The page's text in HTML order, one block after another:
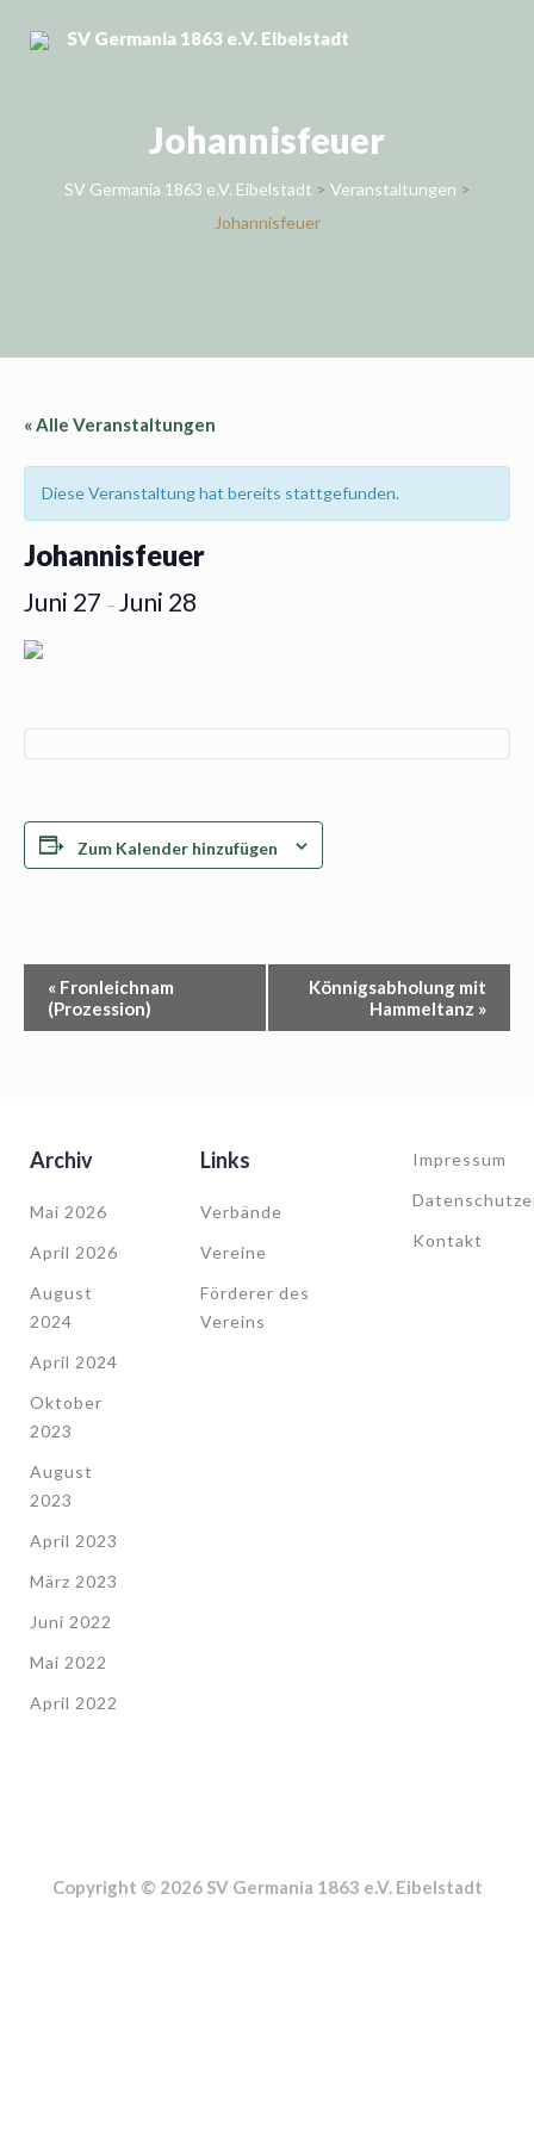
SV Germania 1863 e.V. Eibelstadt
Johannisfeuer
SV Germania 1863 e.V. Eibelstadt > Veranstaltungen >
Johannisfeuer
« Alle Veranstaltungen
Diese Veranstaltung hat bereits stattgefunden.
Johannisfeuer
Juni 27 – Juni 28
Zum Kalender hinzufügen
Veranstaltung-
Navigation
« Fronleichnam
(Prozession)
Könnigsabholung mit
Hammeltanz »
Archiv
Mai 2026
April 2026
August
2024
April 2024
Oktober
2023
August
2023
April 2023
März 2023
Juni 2022
Mai 2022
April 2022
Links
Verbände
Vereine
Förderer des
Vereins
Impressum
Kontakt
Copyright © 2026 SV Germania 1863 e.V. Eibelstadt